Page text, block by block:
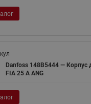
Danfoss 148B5444 — Корпус
FIA 25 A ANG